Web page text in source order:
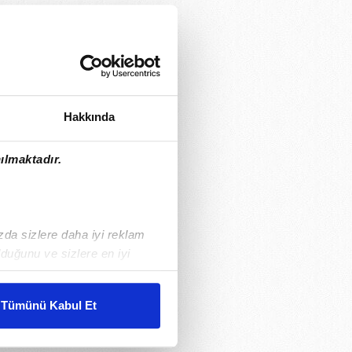
Hakkında
sizlere daha iyi reklam
ve sizlere en iyi
karşılamak
gösterilmeyecektir."
Tümünü Kabul Et